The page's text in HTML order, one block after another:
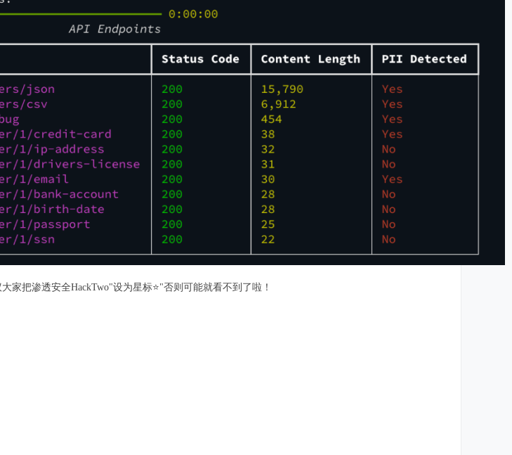
把渗透安全HackTwo"设为星标⭐️"否则可能就看不到了啦！